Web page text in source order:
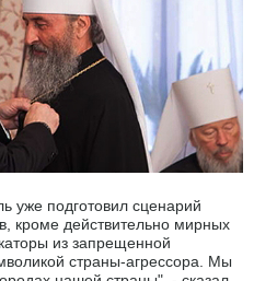
подготовил сценарий
кроме действительно мирных
из запрещенной
страны-агрессора. Мы